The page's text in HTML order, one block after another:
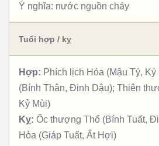
Ý nghĩa: nước nguồn chảy
Tuổi hợp / kỵ
Hợp: Phích lịch Hỏa (Mậu Tý,
(Bính Thân, Đinh Dậu); Thiên
Kỷ Mùi)
Kỵ: Ốc thượng Thổ (Bính Tuất,
Hỏa (Giáp Tuất, Ất Hợi)